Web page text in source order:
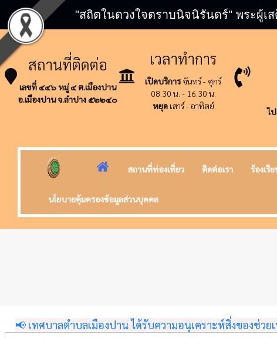
"สถิตในดวงใจตราบนิจนิรันดร์" พระผู้เ
สถานที่ติดต่อ
เลขที่ ๔๔๖ หมู่ ๔ ต.เมืองปาน
อ.เมืองปาน จ.ลำปาง ๕๒๒๔๐
เวลาทำการ
เปิดบริการจันทร์ - ศุกร์
08.30 น. - 16.30 น.
หยุดเสาร์ - อาทิตย์
ไ
สถานที่ท่องเที่ยว ติดต่อเรา ร้องเรี
นโยบายคุ้มครองข้อมูลส่วนบุคคล
📢 เทศบาลตำบลเมืองปาน ได้รับความอนุเคราะห์สิ่งของช่ว